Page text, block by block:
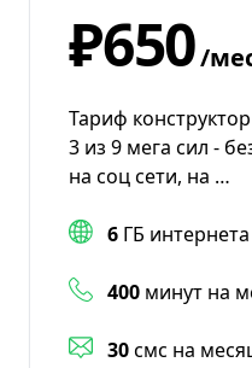
₽650/
Тариф
3 из 9 мега сил -
на соц сети, на …
6 ГБ
400 минут на
30смс на